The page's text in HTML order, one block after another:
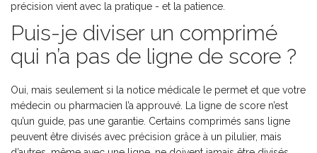
précision vient avec la pratique - et la patience.
Puis-je diviser un comprimé
qui n’a pas de ligne de score ?
Oui, mais seulement si la notice médicale le permet et que votre
médecin ou pharmacien l’a approuvé. La ligne de score n’est
qu’un guide, pas une garantie. Certains comprimés sans ligne
peuvent être divisés avec précision grâce à un pilulier, mais